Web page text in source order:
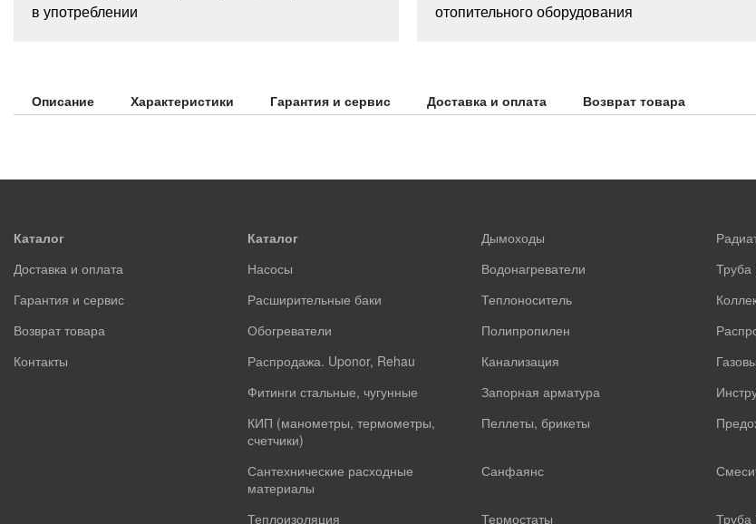
в употреблении
отопительного оборудования
Описание Характеристики Гарантия и сервис Доставка и оплата Возврат товара
Каталог
Доставка и оплата
Гарантия и сервис
Возврат товара
Контакты
Каталог Дымоходы
Насосы
Водонагреватели
Расширительные баки
Теплоноситель
Обогреватели
Полипропилен
Распродажа. Uponor, Rehau
Канализация
Фитинги стальные, чугунные
Запорная арматура
КИП (манометры, термометры,
счетчики)
Пеллеты, брикеты
Сантехнические расходные
материалы
Санфаянс
Теплоизоляция Термостаты